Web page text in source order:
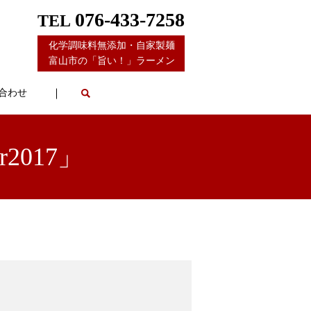
TEL 076-433-7258
化学調味料無添加・自家製麺
富山市の「旨い！」ラーメン
わせ
」